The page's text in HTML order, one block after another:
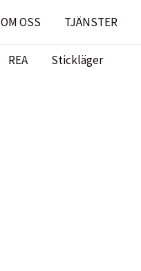
OM OSS TJÄNSTER
REA Stickläger